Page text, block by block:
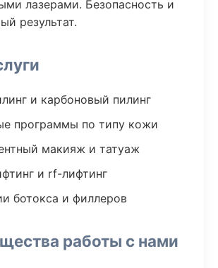
лазерами. Безопасность и
результат.
и карбоновый пилинг
программы по типу кожи
макияж и татуаж
и rf-лифтинг
ботокса и филлеров
работы с нами